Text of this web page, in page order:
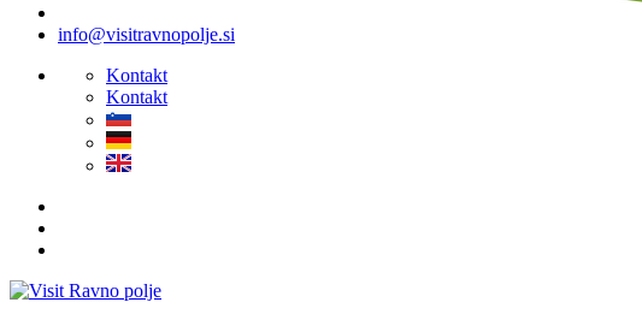
info@visitravnopolje.si
Kontakt
Kontakt